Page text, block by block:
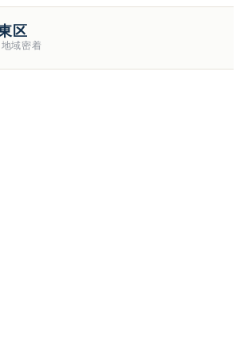
区
域密着